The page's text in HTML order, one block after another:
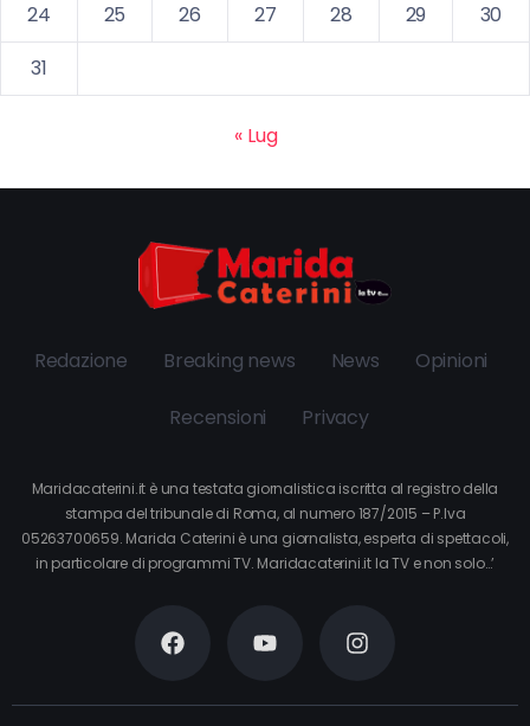
24
25 26 27 28 29
30
31
« Lug
Redazione Breaking news News Opinioni
Recensioni Privacy
Maridacaterini.it è una testata giornalistica iscritta al registro della
stampa del tribunale di Roma, al numero 187/2015 – P.Iva
05263700659. Marida Caterini è una giornalista, esperta di spettacoli,
in particolare di programmi TV. Maridacaterini.it la TV e non solo…’